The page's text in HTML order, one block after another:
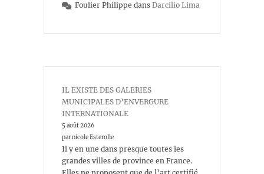
Foulier Philippe dans Darcilio Lima
IL EXISTE DES GALERIES
MUNICIPALES D’ENVERGURE
INTERNATIONALE
5 août 2026
par nicole Esterolle
Il y en une dans presque toutes les
grandes villes de province en France.